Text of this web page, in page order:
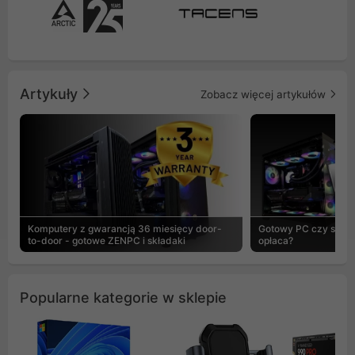
Artykuły Zobacz więcej artykułów
Komputery z gwarancją 36 miesięcy door-
to-door - gotowe ZENPC i składaki
Gotowy PC czy
opłaca?
Popularne kategorie w sklepie